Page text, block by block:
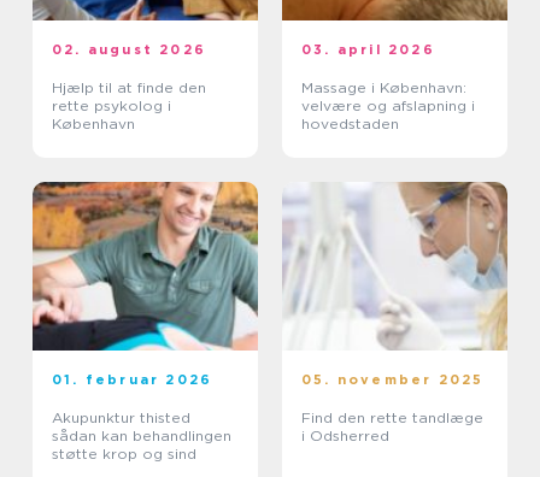
02. august 2026
Hjælp til at finde den
rette psykolog i
København
03. april 2026
Massage i København:
velvære og afslapning i
hovedstaden
01. februar 2026
Akupunktur thisted
sådan kan behandlingen
støtte krop og sind
05. november 2025
Find den rette tandlæge
i Odsherred